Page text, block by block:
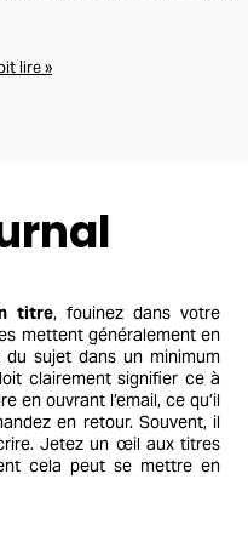
lire »
titre, fouinez dans votre
mettent généralement en
sujet dans un minimum
clairement signifier ce à
en ouvrant l’email, ce qu’il
en retour. Souvent, il
Jetez un œil aux titres
cela peut se mettre en